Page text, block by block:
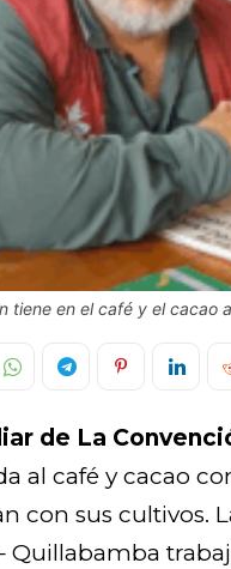
tiene en el café y el cacao
de La
al café y cacao
con sus cultivos.
Quillabamba